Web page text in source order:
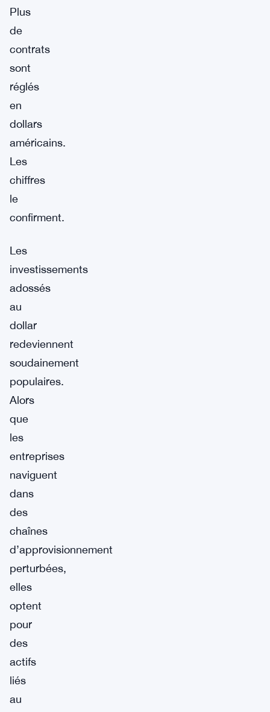
Plus
de
contrats
sont
réglés
en
dollars
américains.
Les
chiffres
le
confirment.
Les
investissements
adossés
au
dollar
redeviennent
soudainement
populaires.
Alors
que
les
entreprises
naviguent
dans
des
chaînes
d’approvisionnement
perturbées,
elles
optent
pour
des
actifs
liés
au